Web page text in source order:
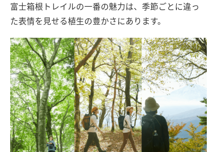
富士箱根トレイルの一番の魅力は、季節ごとに違っ
た表情を見せる植生の豊かさにあります。